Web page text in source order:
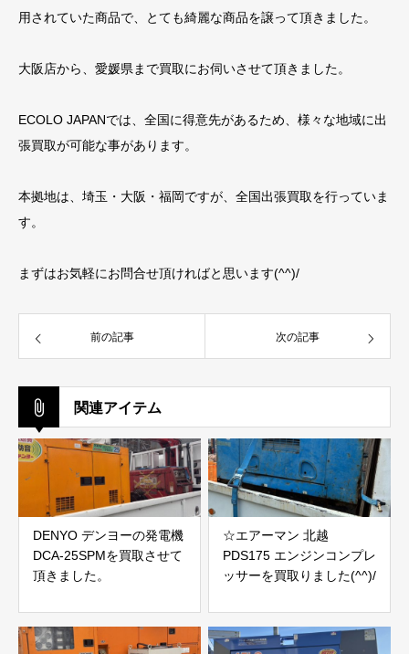
用されていた商品で、とても綺麗な商品を譲って頂きました。
大阪店から、愛媛県まで買取にお伺いさせて頂きました。
ECOLO JAPANでは、全国に得意先があるため、様々な地域に出
張買取が可能な事があります。
本拠地は、埼玉・大阪・福岡ですが、全国出張買取を行っていま
す。
まずはお気軽にお問合せ頂ければと思います(^^)/
前の記事 次の記事
関連アイテム
DENYO デンヨーの発電機
DCA-25SPMを買取させて
頂きました。
☆エアーマン 北越
PDS175 エンジンコンプレ
ッサーを買取りました(^^)/